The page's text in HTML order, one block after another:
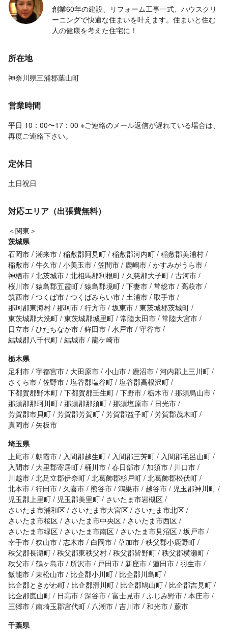
創業60年の建設、リフォーム工事一式、ハウスクリ
ーニングで快適な住まいを叶えます。住まいと住む
人の健康を考えた住宅に！
所在地
神奈川県三浦郡葉山町
営業時間
平日 10：00〜17：00 ※ご連絡のメール返信が遅れている場合は、
再度ご連絡下さい。
定休日
土日祝日
対応エリア（出張費無料）
＜関東＞
茨城県
石岡市 潮来市 稲敷郡阿見町 稲敷郡河内町 稲敷郡美浦村
稲敷市 牛久市 小美玉市 笠間市 鹿嶋市 かすみがうら市
神栖市 北茨城市 北相馬郡利根町 久慈郡大子町 古河市
桜川市 猿島郡五霞町 猿島郡境町 下妻市 常総市 高萩市
筑西市 つくば市 つくばみらい市 土浦市 取手市
那珂郡東海村 那珂市 行方市 坂東市 東茨城郡茨城町
東茨城郡大洗町 東茨城郡城里町 常陸太田市 常陸大宮市
日立市 ひたちなか市 鉾田市 水戸市 守谷市
結城郡八千代町 結城市 龍ケ崎市
栃木県
足利市 宇都宮市 大田原市 小山市 鹿沼市 河内郡上三川町
さくら市 佐野市 塩谷郡塩谷町 塩谷郡高根沢町
下都賀郡野木町 下都賀郡壬生町 下野市 栃木市 那須烏山市
那須郡那珂川町 那須郡那須町 那須塩原市
日光市
芳賀郡市貝町 芳賀郡芳賀町 芳賀郡益子町 芳賀郡茂木町
真岡市
矢板市
埼玉県
上尾市 朝霞市 入間郡越生町 入間郡三芳町
入間郡毛呂山町
入間市
大里郡寄居町 桶川市 春日部市 加須市
川口市
川越市 北足立郡伊奈町 北葛飾郡杉戸町 北葛飾郡松伏町
北本市 行田市 久喜市 熊谷市 鴻巣市 越谷市
児玉郡神川町
児玉郡上里町
児玉郡美里町
さいたま市岩槻区
さいたま市浦和区
さいたま市大宮区
さいたま市北区
さいたま市桜区
さいたま市中央区
さいたま市西区
さいたま市緑区
さいたま市南区 さいたま市見沼区 坂戸市
幸手市 狭山市 志木市 白岡市 草加市 秩父郡小鹿野町
秩父郡長瀞町 秩父郡東秩父村 秩父郡皆野町 秩父郡横瀬町
秩父市 鶴ヶ島市 所沢市 戸田市 新座市 蓮田市 羽生市
飯能市 東松山市 比企郡小川町
比企郡川島町
比企郡ときがわ町
比企郡滑川町 比企郡鳩山町
比企郡吉見町
比企郡嵐山町
日高市 深谷市 富士見市 ふじみ野市 本庄市
三郷市 南埼玉郡宮代町 八潮市 吉川市 和光市 蕨市
千葉県